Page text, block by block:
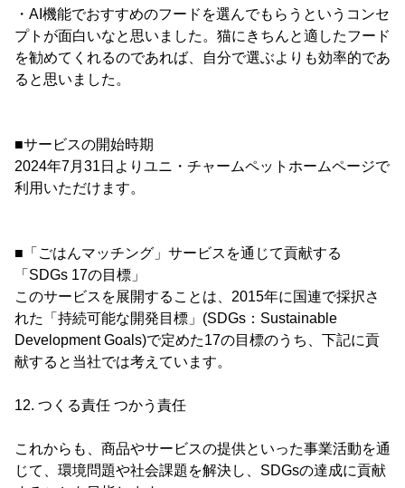
・AI機能でおすすめのフードを選んでもらうというコンセ
プトが面白いなと思いました。猫にきちんと適したフード
を勧めてくれるのであれば、自分で選ぶよりも効率的であ
ると思いました。
■サービスの開始時期
2024年7月31日よりユニ・チャームペットホームページで
利用いただけます。
■「ごはんマッチング」サービスを通じて貢献する
「SDGs 17の目標」
このサービスを展開することは、2015年に国連で採択さ
れた「持続可能な開発目標」(SDGs：Sustainable
Development Goals)で定めた17の目標のうち、下記に貢
献すると当社では考えています。
12. つくる責任 つかう責任
これからも、商品やサービスの提供といった事業活動を通
じて、環境問題や社会課題を解決し、SDGsの達成に貢献